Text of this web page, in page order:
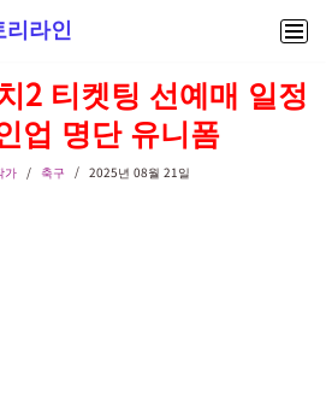
라인
2 티켓팅 선예매 일정
업 명단 유니폼
가 축구 2025년 08월 21일